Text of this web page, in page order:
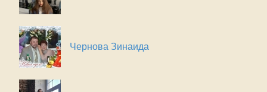
Чернова Зинаида